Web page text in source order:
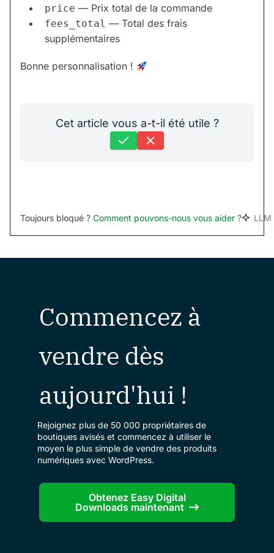
price — Prix total de la commande
fees_total — Total des frais
supplémentaires
Bonne personnalisation !
Cet article vous a-t-il été utile ?
Toujours bloqué ? Comment pouvons-nous vous aider ? LLM
Commencez à
vendre dès
aujourd'hui !
Rejoignez plus de 50 000 propriétaires de
boutiques avisés et commencez à utiliser le
moyen le plus simple de vendre des produits
numériques avec WordPress.
Obtenez Easy Digital
Downloads maintenant